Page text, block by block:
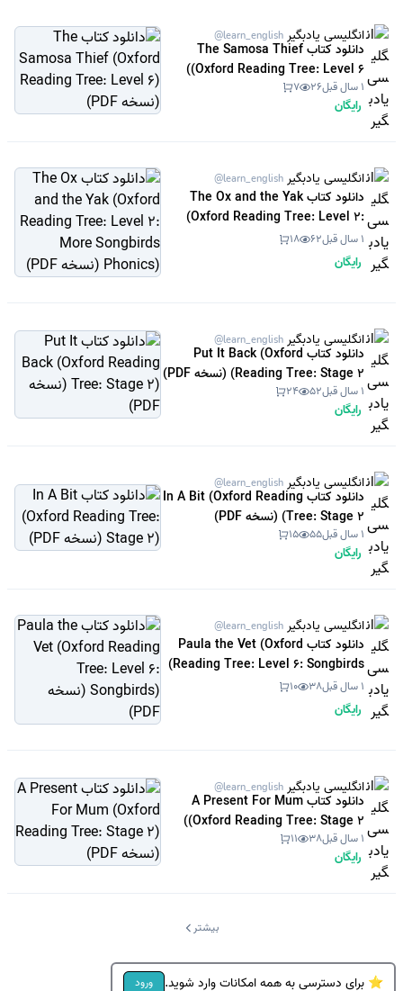
انگلیسی یادبگیر @learn_english
دانلود کتاب The Samosa Thief
(Oxford Reading Tree: Level 6)
(نسخه PDF)1 سال قبل 26
7
رایگان
انگلیسی یادبگیر @learn_english
دانلود کتاب The Ox and the Yak
(Oxford Reading Tree: Level 2:
PDF)
1 سال قبل 62
18
رایگان
انگلیسی یادبگیر @learn_english
دانلود کتاب Put It Back (Oxford
Reading Tree: Stage 2) (نسخه PDF)
1 سال قبل 52
24
رایگان
انگلیسی یادبگیر @learn_english
دانلود کتاب In A Bit (Oxford Reading
Tree: Stage 2) (نسخه PDF)
1 سال قبل 55
15
رایگان
انگلیسی یادبگیر @learn_english
دانلود کتاب Paula the Vet (Oxford
Reading Tree: Level 6: Songbirds)
(نسخه PDF)1 سال قبل 38
10
رایگان
انگلیسی یادبگیر @learn_english
دانلود کتاب A Present For Mum
(Oxford Reading Tree: Stage 2)
(نسخه PDF)1 سال قبل 38
11
رایگان
بیشتر
⭐ برای دسترسی به همه امکانات وارد شوید. ورود